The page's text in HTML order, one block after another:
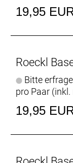
Brienner Straße 53a
Web: https://
19,95
Roeckl
Bitte
pro Paar
19,95